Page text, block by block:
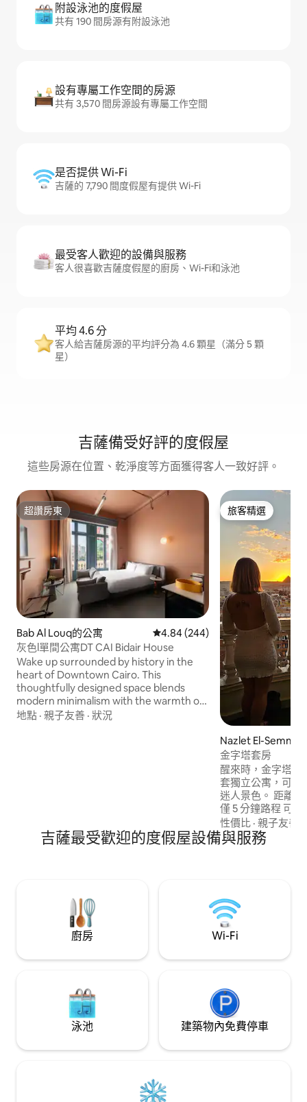
附設泳池的度假屋
共有 190 間房源有附設泳池
設有專屬工作空間的房源
共有 3,570 間房源設有專屬工作空間
是否提供 Wi-Fi
吉薩的 7,790 間度假屋有提供 Wi-Fi
最受客人歡迎的設備與服務
客人很喜歡吉薩度假屋的廚房、Wi-Fi和泳池
平均 4.6 分
客人給吉薩房源的平均評分為 4.6 顆星（滿分 5 顆
星）
吉薩備受好評的度假屋
這些房源在位置、乾淨度等方面獲得客人一致好評。
超讚房東
超讚房東
Bab Al Louq的公寓 從 244 則評價中獲得 4.84 的平均
4.84 (244)
灰色l單間公寓DT CAI Bidair House
Wake up surrounded by history in the
heart of Downtown Cairo. This
thoughtfully designed space blends
modern minimalism with the warmth of
a vintage Cairo home, giving you the
地點 · 親子友善 · 狀況
旅客精選
旅客精選
Nazlet El-
寓
金字塔套房
醒來時，金字塔就
套獨立公寓，可從
迷人景色。 距離金字塔門 (Pyramids gate)
僅 5 分鐘路程 可
景的陽臺 非常適
日落時拍照 位於
您在靠近金字塔
性價比 ·親子友善
吉薩最受歡迎的度假屋設備與服務
廚房 Wi-Fi
泳池 建築物內免費停車